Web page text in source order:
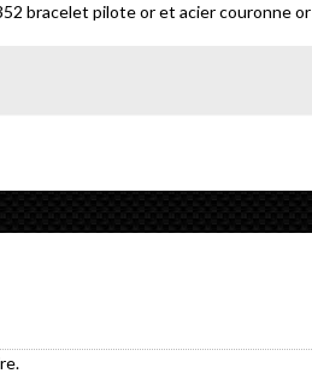
bracelet pilote or et acier couronne or